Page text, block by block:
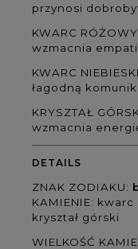
przynosi
KWARC
wzmacnia
KWARC
łagodną
KRYSZTAŁ
wzmacnia
DETAILS
ZNAK ZODIAKU:
KAMIENIE: kwarc
kryształ górski
WIELKOŚĆ